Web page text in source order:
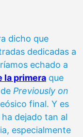
dicho que
dedicadas a
echado a
la primera que
Previously on
final. Y es
dejado tan al
especialmente